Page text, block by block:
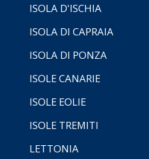
ISOLA D'ISCHIA
ISOLA DI CAPRAIA
ISOLA DI PONZA
ISOLE CANARIE
ISOLE EOLIE
ISOLE TREMITI
LETTONIA